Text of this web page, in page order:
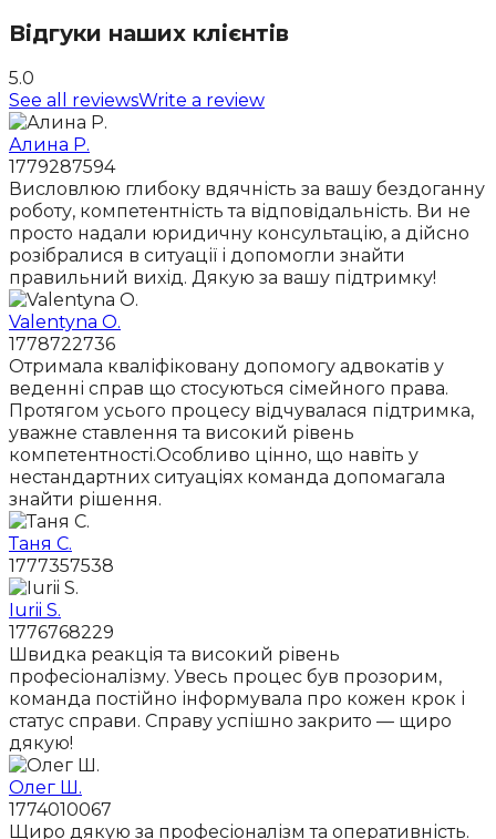
Відгуки наших клієнтів
5.0
See all reviewsWrite a review
Алина Р.
1779287594
Висловлюю глибоку вдячність за вашу бездоганну
роботу, компетентність та відповідальність. Ви не
просто надали юридичну консультацію, а дійсно
розібралися в ситуації і допомогли знайти
правильний вихід. Дякую за вашу підтримку!
Valentyna O.
1778722736
Отримала кваліфіковану допомогу адвокатів у
веденні справ що стосуються сімейного права.
Протягом усього процесу відчувалася підтримка,
уважне ставлення та високий рівень
компетентності.Особливо цінно, що навіть у
нестандартних ситуаціях команда допомагала
знайти рішення.
Таня С.
1777357538
Iurii S.
1776768229
Швидка реакція та високий рівень
професіоналізму. Увесь процес був прозорим,
команда постійно інформувала про кожен крок і
статус справи. Справу успішно закрито — щиро
дякую!
Олег Ш.
1774010067
Щиро дякую за професіоналізм та оперативність.